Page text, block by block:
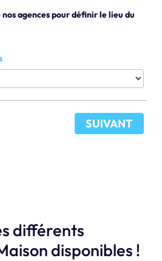
agences pour définir le lieu du
SUIVANT
différents
disponibles !